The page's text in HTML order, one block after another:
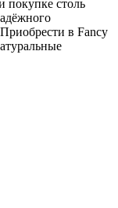
покупке столь
в Fancy